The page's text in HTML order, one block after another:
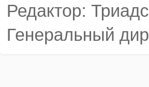
Редактор:
Генеральный